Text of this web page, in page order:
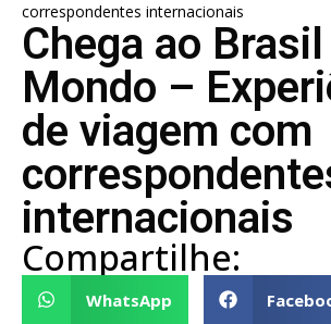
correspondentes internacionais
Chega ao
Mondo –
de viagem com
internacionais
Compartilhe:
WhatsApp